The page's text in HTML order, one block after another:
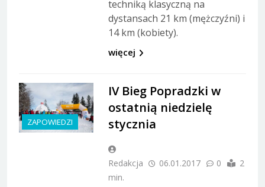
techniką klasyczną na
dystansach 21 km (mężczyźni) i
14 km (kobiety).
więcej
ZAPOWIEDZI
IV Bieg Popradzki w
ostatnią niedzielę
stycznia
Redakcja 06.01.2017 0
2
min.